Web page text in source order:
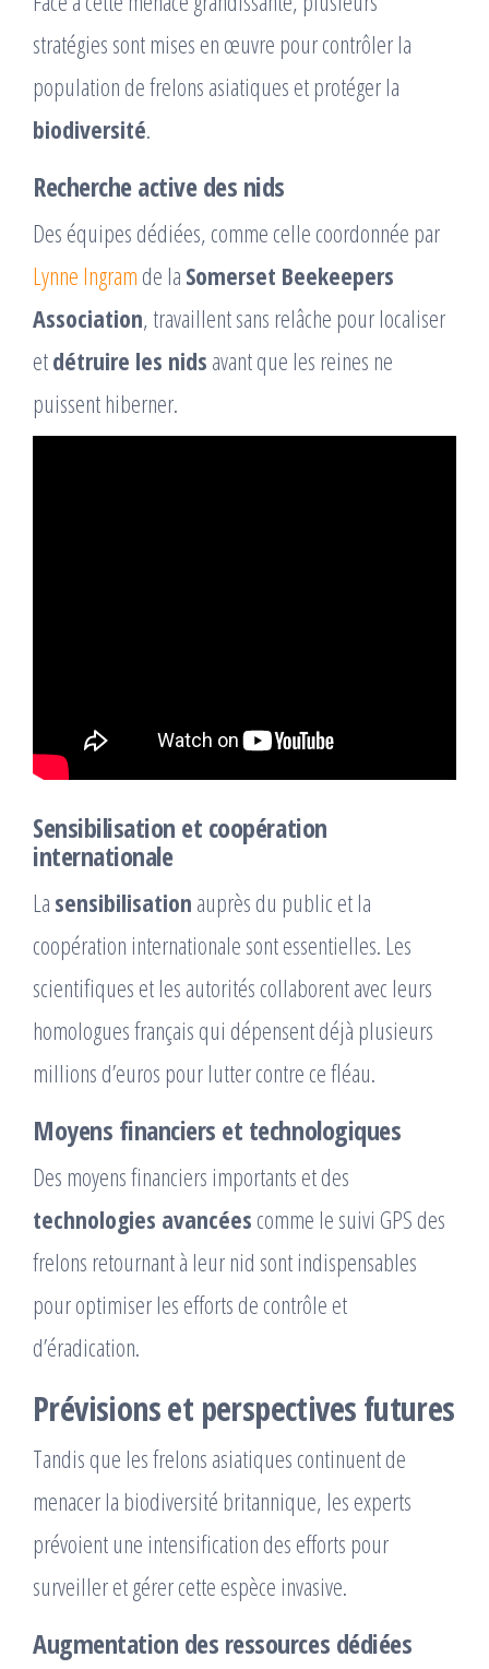
stratégies sont mises en œuvre pour contrôler la
population de frelons asiatiques et protéger la
biodiversité.
Recherche active des nids
Des équipes dédiées, comme celle coordonnée par
Lynne Ingram de la Somerset Beekeepers
Association, travaillent sans relâche pour localiser
etdétruire les nids avant que les reines ne
puissent hiberner.
Sensibilisation et coopération
internationale
La sensibilisation auprès du public et la
coopération internationale sont essentielles. Les
scientifiques et les autorités collaborent avec leurs
homologues français qui dépensent déjà plusieurs
millions d’euros pour lutter contre ce fléau.
Moyens financiers et technologiques
Des moyens financiers importants et des
technologies avancées comme le suivi GPS des
frelons retournant à leur nid sont indispensables
pour optimiser les efforts de contrôle et
d’éradication.
Prévisions et perspectives futures
Tandis que les frelons asiatiques continuent de
menacer la biodiversité britannique, les experts
prévoient une intensification des efforts pour
surveiller et gérer cette espèce invasive.
Augmentation des ressources dédiées